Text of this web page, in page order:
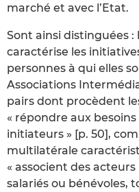
marché et avec l’Etat.
Sont ainsi distinguées
caractérise les
personnes à qui elles
Associations
pairs dont procèdent
« répondre aux
initiateurs » [p. 50],
multilatérale
« associent des
salariés ou bénévoles,